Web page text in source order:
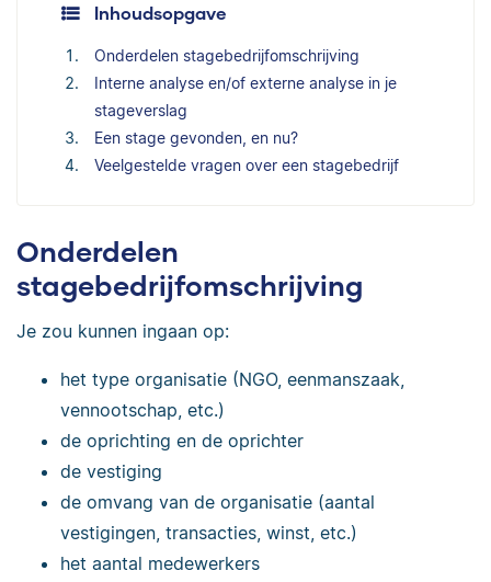
Inhoudsopgave
Onderdelen stagebedrijfomschrijving
Interne analyse en/of externe analyse in je
stageverslag
Een stage gevonden, en nu?
Veelgestelde vragen over een stagebedrijf
Onderdelen
stagebedrijfomschrijving
Je zou kunnen ingaan op:
het type organisatie (NGO, eenmanszaak,
vennootschap, etc.)
de oprichting en de oprichter
de vestiging
de omvang van de organisatie (aantal
vestigingen, transacties, winst, etc.)
het aantal medewerkers